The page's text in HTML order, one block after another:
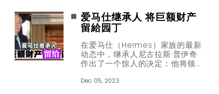
他一毕业后，就主动提出要回乡继
承 “家业”。
爱马仕继承人 将巨额财产
留給园丁
在爱马仕（Hermes）家族的最新
动态中，继承人尼古拉斯·普伊奇
作出了一个惊人的决定：他将领养
部遗赠给这位园丁。然而，这一决
Dec 05, 2023